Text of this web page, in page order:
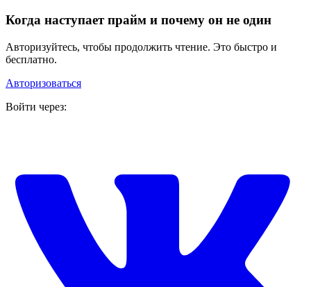
Когда наступает прайм и почему он не один
Авторизуйтесь, чтобы продолжить чтение. Это быстро и
бесплатно.
Авторизоваться
Войти через: